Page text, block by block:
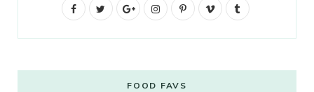
F
G
g
I
t
P
V
FOOD FAVS